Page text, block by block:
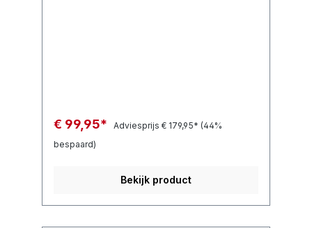
€ 99,95* Adviesprijs € 179,95* (44%
bespaard)
Bekijk product